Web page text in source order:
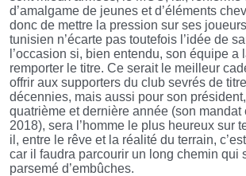
d’amalgame de jeunes et d’éléments
donc de mettre la pression sur ses
tunisien n’écarte pas toutefois l’idée de
l’occasion si, bien entendu, son équipe a
remporter le titre. Ce serait le meilleur
offrir aux supporters du club sevrés de
décennies, mais aussi pour son
quatrième et dernière année (son mandat
2018), sera l’homme le plus heureux sur
il, entre le rêve et la réalité du terrain,
car il faudra parcourir un long chemin qui
parsemé d’embûches.